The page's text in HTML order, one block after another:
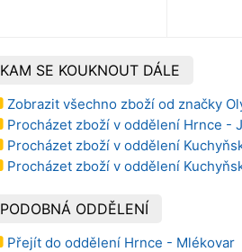
KAM SE KOUKNOUT DÁLE
Zobrazit všechno zboží od značky
Procházet zboží v oddělení Hrnce -
Procházet zboží v oddělení
Procházet zboží v oddělení
PODOBNÁ ODDĚLENÍ
Přejít do oddělení Hrnce - Mlékovar